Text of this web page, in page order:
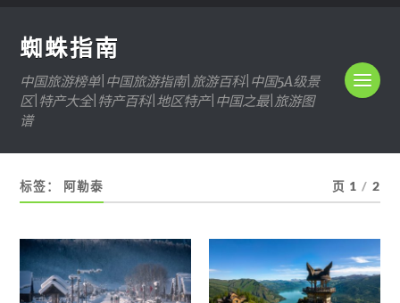
蜘蛛指南
中国旅游榜单|中国旅游指南|旅游百科|中国5A级景
区|特产大全|特产百科|地区特产|中国之最|旅游图
谱
标签： 阿勒泰 页 1 / 2